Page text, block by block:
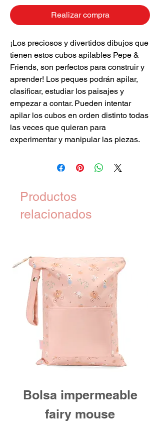
Realizar compra
¡Los preciosos y divertidos dibujos que
tienen estos cubos apilables Pepe &
Friends, son perfectos para construir y
aprender! Los peques podrán apilar,
clasificar, estudiar los paisajes y
empezar a contar. Pueden intentar
apilar los cubos en orden distinto todas
las veces que quieran para
experimentar y manipular las piezas.
Productos
relacionados
Bolsa impermeable
fairy mouse